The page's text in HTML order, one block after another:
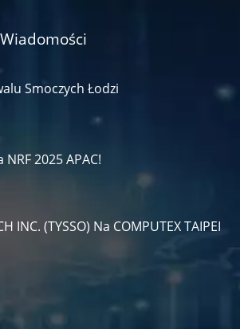
Smoczych Łodzi
NRF 2025 APAC!
INC. (TYSSO) Na COMPUTEX TAIPEI